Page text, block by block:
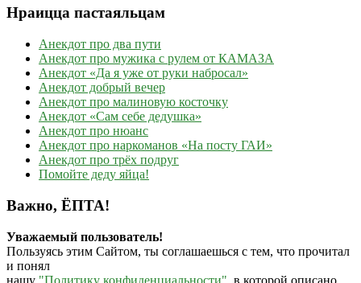
Нраицца пастаяльцам
Анекдот про два пути
Анекдот про мужика с рулем от КАМАЗА
Анекдот «Да я уже от руки набросал»
Анекдот добрый вечер
Анекдот про малиновую косточку
Анекдот «Сам себе дедушка»
Анекдот про нюанс
Анекдот про наркоманов «На посту ГАИ»
Анекдот про трёх подруг
Помойте деду яйца!
Важно, ЁПТА!
Уважаемый пользователь!
Пользуясь этим Сайтом, ты соглашаешься с тем, что прочитал
и понял
нашу "Политику конфиденциальности" , в которой описано